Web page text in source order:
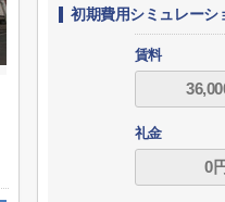
初期費用シミュレーシ
賃料
礼金